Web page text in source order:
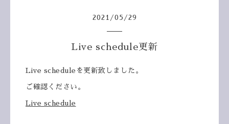
2021 /05 /29
Live schedule更新
Live scheduleを更新致しました。
ご確認ください。
Live schedule